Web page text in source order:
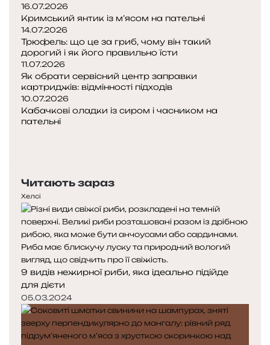
16.07.2026
Кримський янтик із м’ясом на пательні
14.07.2026
Трюфель: що це за гриб, чому він такий
дорогий і як його правильно їсти
11.07.2026
Як обрати сервісний центр заправки
картриджів: відмінності підходів
10.07.2026
Кабачкові оладки із сиром і часником на
пательні
р
е
д
н
я
с
т
о
р
і
н
к
а
т
у
п
н
а
с
т
о
р
і
н
к
а
Читають зараз
Хелсі
9 видів нежирної риби, яка ідеально підійде
для дієти
05.03.2024